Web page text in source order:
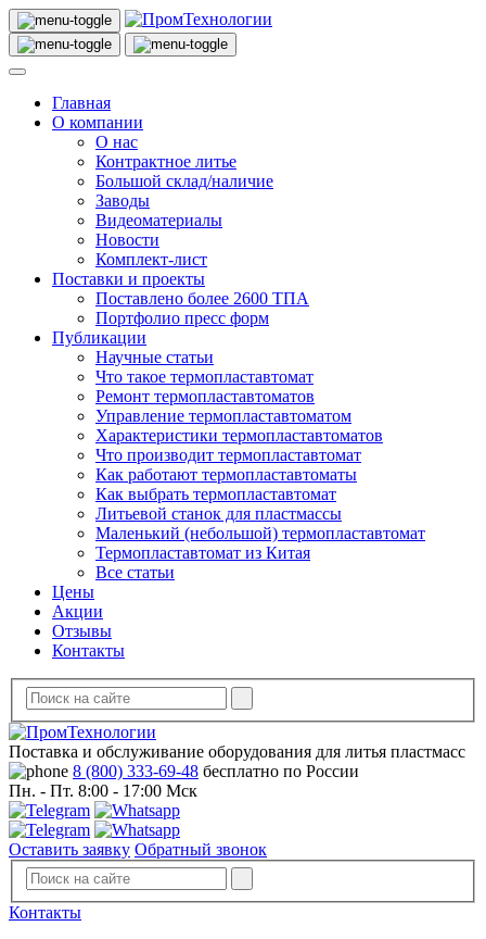
Главная
О компании
О нас
Контрактное литье
Большой склад/наличие
Заводы
Видеоматериалы
Новости
Комплект-лист
Поставки и проекты
Поставлено более 2600 ТПА
Портфолио пресс форм
Публикации
Научные статьи
Что такое термопластавтомат
Ремонт термопластавтоматов
Управление термопластавтоматом
Характеристики термопластавтоматов
Что производит термопластавтомат
Как работают термопластавтоматы
Как выбрать термопластавтомат
Литьевой станок для пластмассы
Маленький (небольшой) термопластавтомат
Термопластавтомат из Китая
Все статьи
Цены
Акции
Отзывы
Контакты
Поставка и обслуживание оборудования для литья пластмасс
8 (800) 333-69-48 бесплатно по России
Пн. - Пт. 8:00 - 17:00 Мск
Оставить заявку Обратный звонок
Контакты